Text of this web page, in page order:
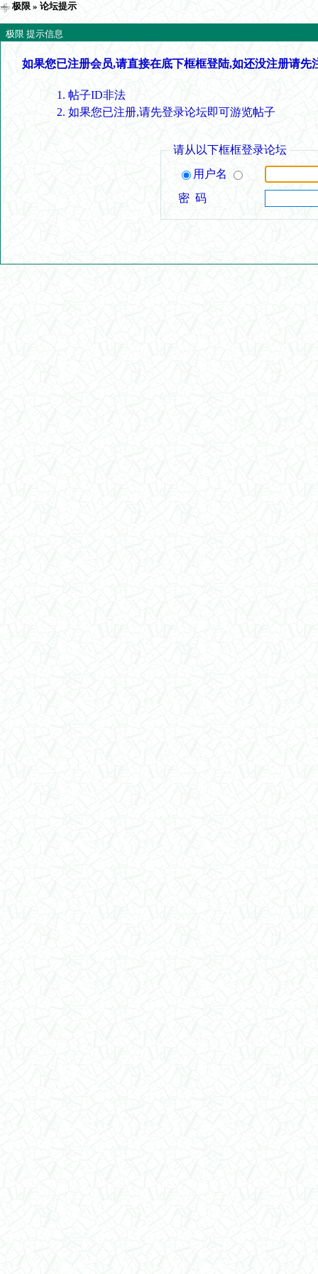
极限 » 论坛提示
极限 提示信息
如果您已注册会员,请直接在底下框框登陆,如还没注册请先
帖子ID非法
如果您已注册,请先登录论坛即可游览帖子
请从以下框框登录论坛
用户名
密 码